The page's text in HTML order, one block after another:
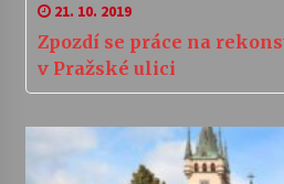
21. 10. 2019
Zpozdí se práce na
v Pražské ulici